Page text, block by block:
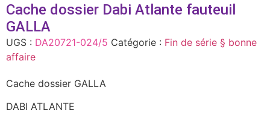
Cache dossier Dabi Atlante fauteuil
GALLA
UGS : DA20721-024/5 Catégorie : Fin de série § bonne
affaire
Cache dossier GALLA
DABI ATLANTE